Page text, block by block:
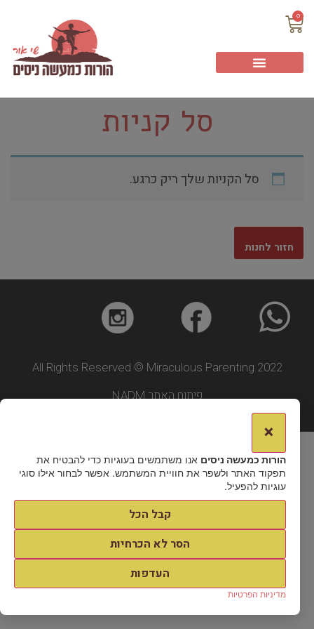
0
סל קניות
סל הקניות שלך ריק כרגע.
חזור לחנות
פיתוח האתר NADM
All Rights Reserved © Miraculous Parenting 2022
×
הורות כמעשה ניסים אנו משתמשים בעוגיות כדי להבטיח את
תפקוד האתר ולשפר את חוויית המשתמש. אפשר לבחור אילו סוגי
עוגיות להפעיל.
קבל הכל
הסר לא הכרחיות
העדפות
מדיניות הפרטיות